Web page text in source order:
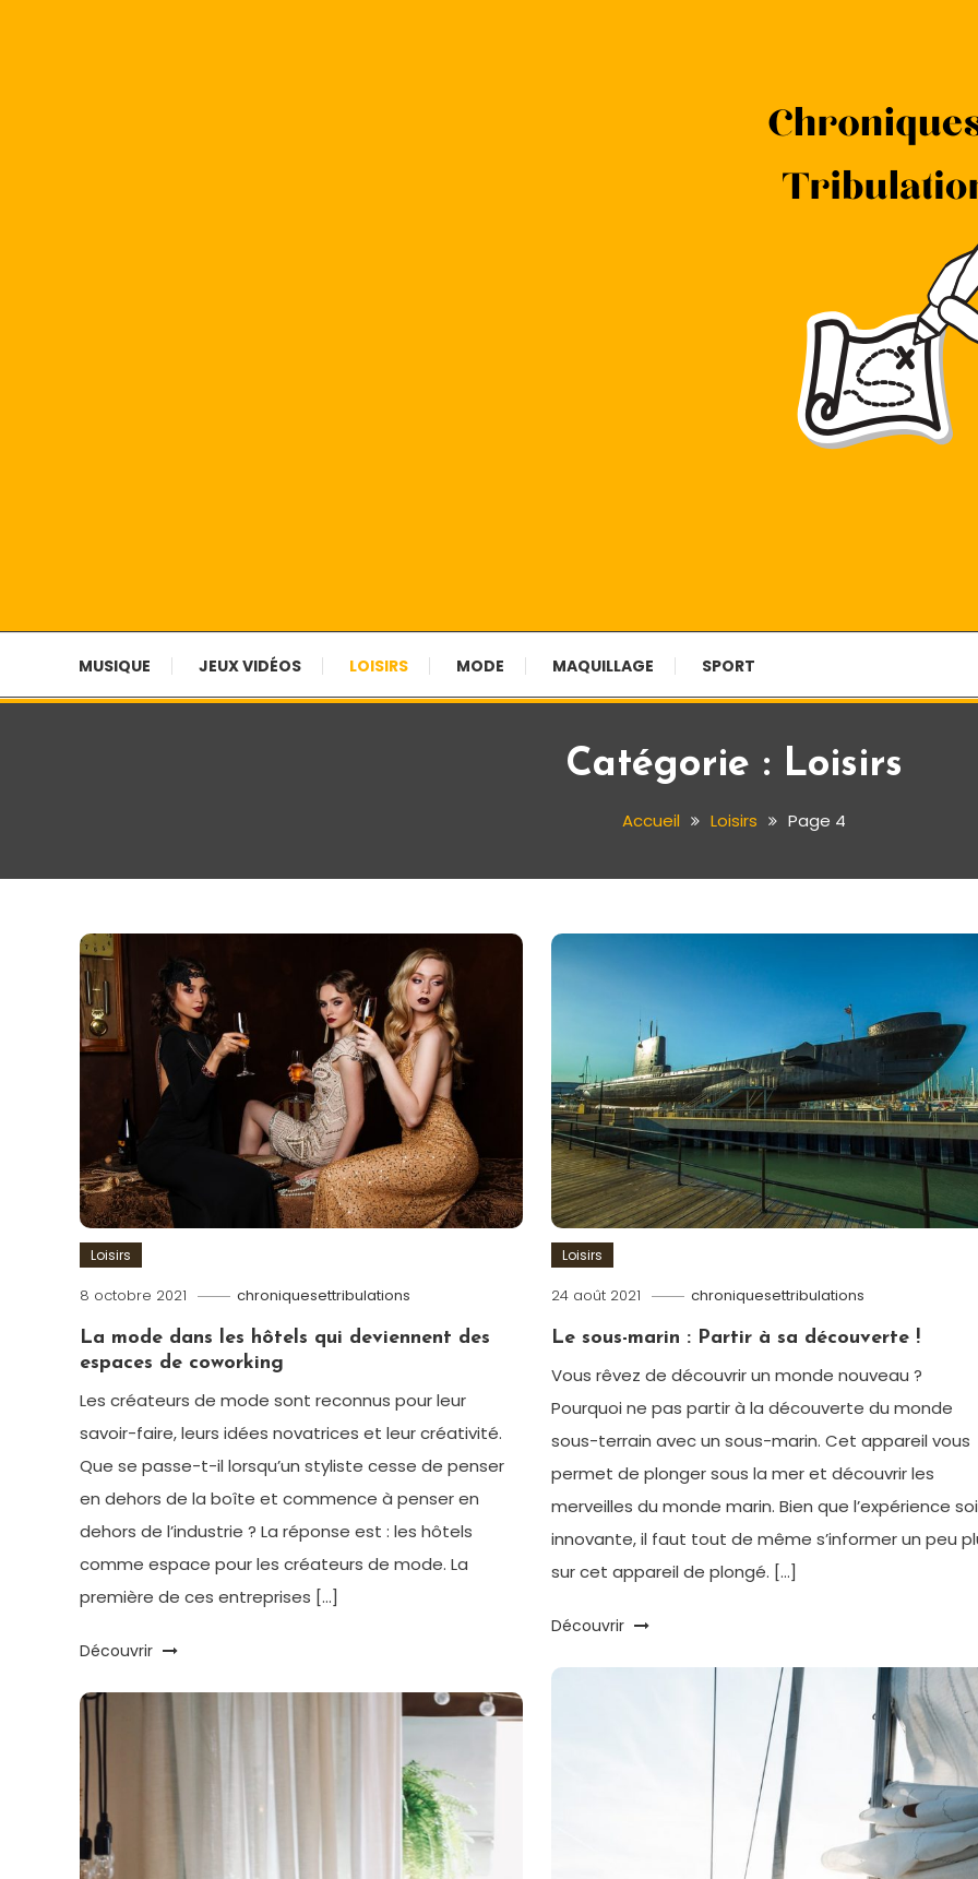
MUSIQUE JEUX VIDÉOS LOISIRS MODE MAQUILLAGE SPORT
Catégorie : Loisirs
Accueil Loisirs Page 4
Loisirs
8 octobre 2021 chroniquesettribulations
La mode dans les hôtels qui deviennent des
espaces de coworking
Les créateurs de mode sont reconnus pour leur
savoir-faire, leurs idées novatrices et leur créativité.
Que se passe-t-il lorsqu’un styliste cesse de penser
en dehors de la boîte et commence à penser en
dehors de l’industrie ? La réponse est : les hôtels
comme espace pour les créateurs de mode. La
première de ces entreprises […]
Découvrir
Loisirs
24 août 2021 chroniquesettribulations
Le sous-marin : Partir à sa découverte !
Vous rêvez de découvrir un monde nouveau ?
Pourquoi ne pas partir à la découverte du monde
sous-terrain avec un sous-marin. Cet appareil vous
permet de plonger sous la mer et découvrir les
merveilles du monde marin. Bien que l’expérience
innovante, il faut tout de même s’informer un peu
sur cet appareil de plongé. […]
Découvrir